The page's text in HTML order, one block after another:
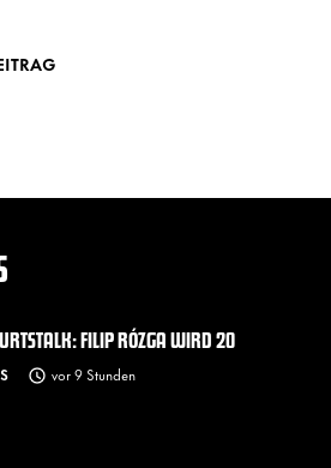
FILIP RÓZGA WIRD 20
vor 9 Stunden